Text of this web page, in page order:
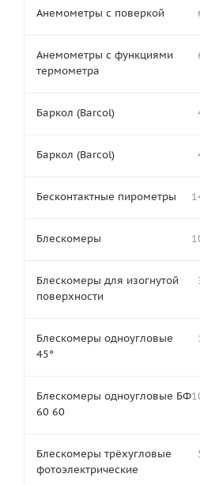
Анемометры с поверкой
Анемометры с функциями
термометра
Баркол (Barcol)
Баркол (Barcol)
Бесконтактные пирометры
Блескомеры
Блескомеры для изогнутой
поверхности
Блескомеры одноугловые
45°
Блескомеры одноугловые БФ
60 60
Блескомеры трёхугловые
фотоэлектрические